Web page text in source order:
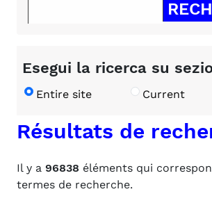
Esegui la ricerca su
Entire site Current
Résultats de
Il y a 96838 éléments qui
termes de recherche.